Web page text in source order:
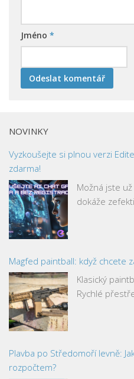
Jméno *
NOVINKY
Vyzkoušejte si plnou verzi
zdarma!
Možná jste
dokáže
Magfed paintball: když chcete
Klasický
Rychlé
Plavba po Středomoří levně:
rozpočtem?